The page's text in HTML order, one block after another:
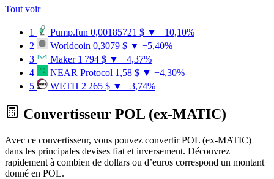
Tout voir
1 Pump.fun 0,00185721 $ ▼ −10,10%
2
Worldcoin 0,3079 $ ▼ −5,40%
3
Maker 1 794 $ ▼ −4,37%
4
NEAR Protocol 1,58 $ ▼ −4,30%
5
WETH 2 265 $ ▼ −3,74%
Convertisseur POL (ex-MATIC)
Avec ce convertisseur, vous pouvez convertir POL (ex-MATIC)
dans les principales devises fiat et inversement. Découvrez
rapidement à combien de dollars ou d’euros correspond un montant
donné en POL.